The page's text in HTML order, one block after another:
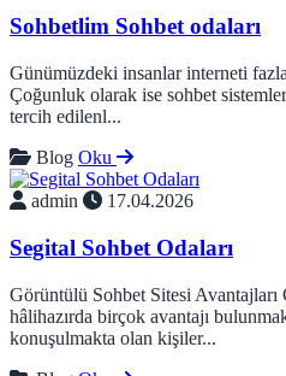
Sohbetlim Sohbet odaları
Günümüzdeki insanlar interneti
Çoğunluk olarak ise sohbet
tercih edilenl...
Blog Oku
admin 17.04.2026
Segital Sohbet Odaları
Görüntülü Sohbet Sitesi
hâlihazırda birçok avantajı
konuşulmakta olan kişiler...